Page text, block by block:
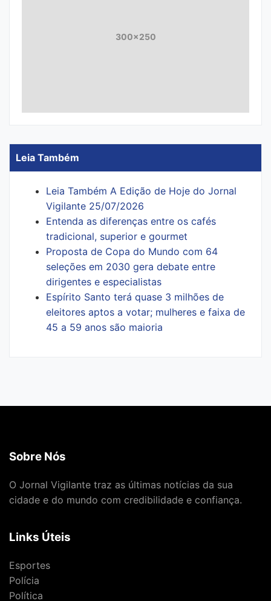
300x250
Leia Também
Leia Também A Edição de Hoje do Jornal
Vigilante 25/07/2026
Entenda as diferenças entre os cafés
tradicional, superior e gourmet
Proposta de Copa do Mundo com 64
seleções em 2030 gera debate entre
dirigentes e especialistas
Espírito Santo terá quase 3 milhões de
eleitores aptos a votar; mulheres e faixa de
45 a 59 anos são maioria
Sobre Nós
O Jornal Vigilante traz as últimas notícias da sua
cidade e do mundo com credibilidade e confiança.
Links Úteis
Esportes
Polícia
Política